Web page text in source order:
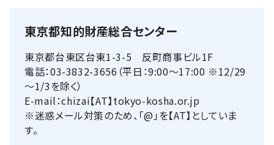
東京都知的財産総合センター
東京都台東区台東1-3-5 反町商事ビル1F
電話：03-3832-3656（平日：9:00～17:00 ※12/29
～1/3を除く）
E-mail：chizai【AT】tokyo-kosha.or.jp
※迷惑メール対策のため、「@」を【AT】としていま
す。